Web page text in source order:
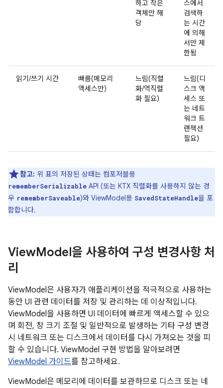
하고 작은
객체만 해
당
스에서
검색하
는 시간
에 의해
서만 제
한됨
읽기/쓰기 시간
빠름(메모리
액세스만)
느림(직렬
화/역직렬
화 필요)
느림(디
스크 액
세스 또
는 네트
워크 트
랜잭션
필요)
참고: 위 표의 저장된 상태는 컴포저블용
rememberSerializable API (또는 KTX 직렬화를 사용하지 않는 경
우 rememberSaveable)와 ViewModel용 SavedStateHandle을 포
함합니다.
ViewModel을 사용하여 구성 변경사항 처
리
ViewModel은 사용자가 애플리케이션을 적극적으로 사용하는
동안 UI 관련 데이터를 저장 및 관리하는 데 이상적입니다.
ViewModel을 사용하면 UI 데이터에 빠르게 액세스할 수 있으
며 회전, 창 크기 조절 및 일반적으로 발생하는 기타 구성 변경
시 네트워크 또는 디스크에서 데이터를 다시 가져오는 것을 피
할 수 있습니다. ViewModel 구현 방법을 알아보려면
ViewModel 가이드를 참고하세요.
ViewModel은 메모리에 데이터를 보관하므로 디스크 또는 네